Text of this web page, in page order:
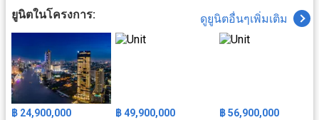
ปลอดภัย มีคลับเฮ้าส์ ฟิตเนส สระว่ายน้ำ เดินทางสะดวกด้วยใกล้
รถไฟฟ้า สถานนีสะพานตากสิน สะดวกสบายใกล้สถาที่สำคัญ ยกยอ
มารีน่า, วัดทองนพคุณ, รพ.ตากสิน ฯลฯ
ยูนิตในโครงการ:
ดูยูนิตอื่นๆเพิ่มเติม
฿ 24,900,000 ฿ 49,900,000 ฿ 56,900,000